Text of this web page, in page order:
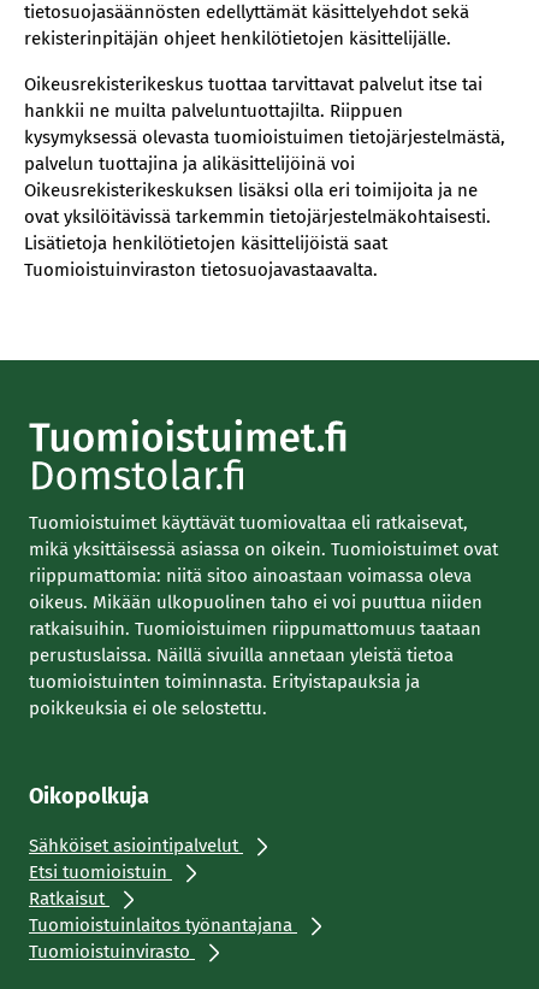
tietosuojasäännösten edellyttämät käsittelyehdot sekä
rekisterinpitäjän ohjeet henkilötietojen käsittelijälle.
Oikeusrekisterikeskus tuottaa tarvittavat palvelut itse tai
hankkii ne muilta palveluntuottajilta. Riippuen
kysymyksessä olevasta tuomioistuimen tietojärjestelmästä,
palvelun tuottajina ja alikäsittelijöinä voi
Oikeusrekisterikeskuksen lisäksi olla eri toimijoita ja ne
ovat yksilöitävissä tarkemmin tietojärjestelmäkohtaisesti.
Lisätietoja henkilötietojen käsittelijöistä saat
Tuomioistuinviraston tietosuojavastaavalta.
Tuomioistuimet käyttävät tuomiovaltaa eli ratkaisevat,
mikä yksittäisessä asiassa on oikein. Tuomioistuimet ovat
riippumattomia: niitä sitoo ainoastaan voimassa oleva
oikeus. Mikään ulkopuolinen taho ei voi puuttua niiden
ratkaisuihin. Tuomioistuimen riippumattomuus taataan
perustuslaissa. Näillä sivuilla annetaan yleistä tietoa
tuomioistuinten toiminnasta. Erityistapauksia ja
poikkeuksia ei ole selostettu.
Oikopolkuja
Sähköiset asiointipalvelut
Etsi tuomioistuin
Ratkaisut
Tuomioistuinlaitos työnantajana
Tuomioistuinvirasto